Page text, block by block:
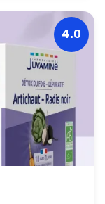
4.0